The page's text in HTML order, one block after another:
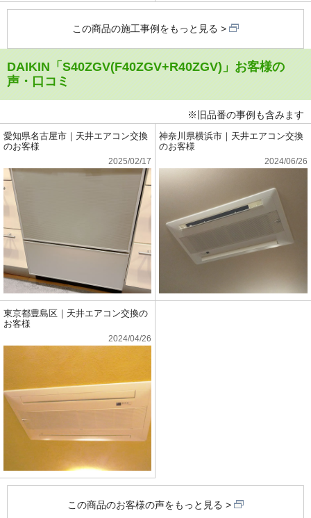
この商品の施工事例をもっと見る
DAIKIN「S40ZGV(F40ZGV+R40ZGV)」お客様の
声・口コミ
※旧品番の事例も含みます
愛知県名古屋市｜天井エアコン交換
のお客様
2025/02/17
神奈川県横浜市｜天井エアコン交換
のお客様
2024/06/26
東京都豊島区｜天井エアコン交換の
お客様
2024/04/26
この商品のお客様の声をもっと見る